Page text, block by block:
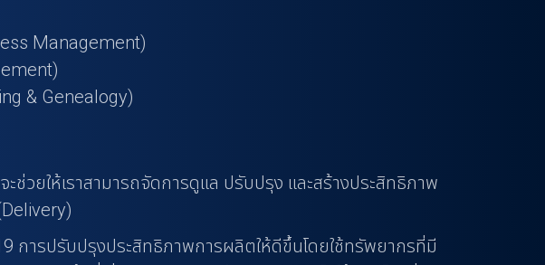
Management)
& Genealogy)
ช่วยให้เราสามารถจัดการดูแล ปรับปรุง และสร้างประสิทธิภาพ
การปรับปรุงประสิทธิภาพการผลิตให้ดีขึ้นโดยใช้ทรัพยากรที่มี